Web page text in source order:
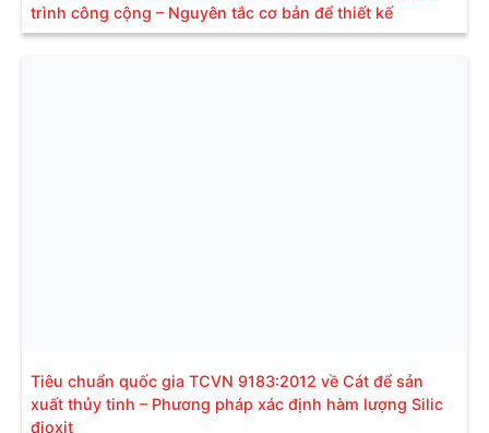
trình công cộng – Nguyên tắc cơ bản để thiết kế
Tiêu chuẩn quốc gia TCVN 9183:2012 về Cát để sản
xuất thủy tinh – Phương pháp xác định hàm lượng Silic
đioxit